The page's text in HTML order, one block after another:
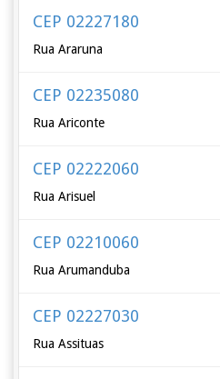
CEP 02227180
Rua Araruna
CEP 02235080
Rua Ariconte
CEP 02222060
Rua Arisuel
CEP 02210060
Rua Arumanduba
CEP 02227030
Rua Assituas